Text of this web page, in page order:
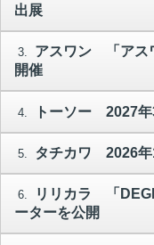
出展
3.
アスワン 「アス
開催
4. トーソー 2027年
5. タチカワ 2026年
6.
リリカラ 「
ーターを公開